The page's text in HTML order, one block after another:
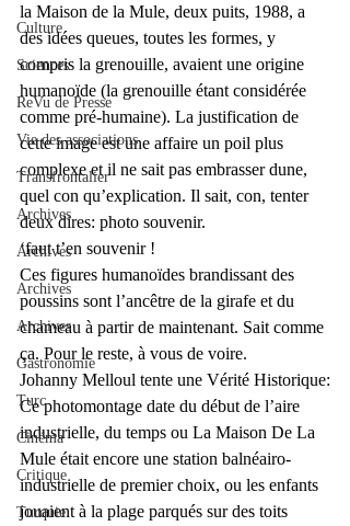
Culture
Sciences
ReVu de Presse
Vie des associations
Transfrontalier
Archives
Archives
Archives
Archives
Gastronomie
Turc
Cinéma
Critique
Turquie
la Maison de la Mule, deux puits, 1988, a
des idées queues, toutes les formes, y
compris la grenouille, avaient une origine
humanoïde (la grenouille étant considérée
comme pré-humaine). La justification de
cette image est une affaire un poil plus
complexe et il ne sait pas embrasser dune,
quel con qu’explication. Il sait, con, tenter
deux dires: photo souvenir.
‘faut t’en souvenir !
Ces figures humanoïdes brandissant des
poussins sont l’ancêtre de la girafe et du
chameau à partir de maintenant. Sait comme
ça. Pour le reste, à vous de voire.
Johanny Melloul tente une Vérité Historique:
Ce photomontage date du début de l’aire
industrielle, du temps ou La Maison De La
Mule était encore une station balnéairo-
industrielle de premier choix, ou les enfants
jouaient à la plage parqués sur des toits